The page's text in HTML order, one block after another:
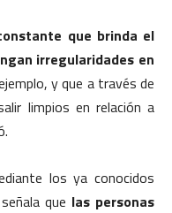
que brinda el
irregularidades en
y que a través de
limpios en relación a
los ya conocidos
que las personas